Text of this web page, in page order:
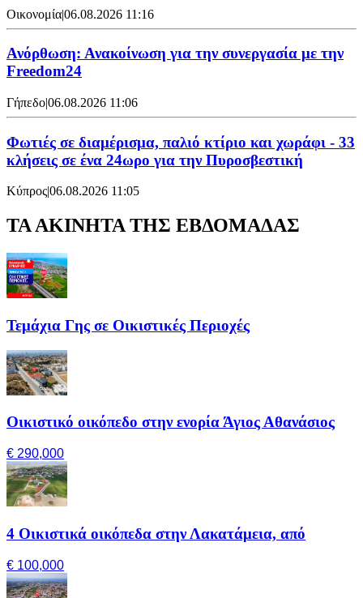
Οικονομία|06.08.2026 11:16
Ανόρθωση: Ανακοίνωση για την συνεργασία με την
Freedom24
Γήπεδο|06.08.2026 11:06
Φωτιές σε διαμέρισμα, παλιό κτίριο και χωράφι - 33
κλήσεις σε ένα 24ωρο για την Πυροσβεστική
Κύπρος06.08.2026 11:05
ΤΑ ΑΚΙΝΗΤΑ ΤΗΣ ΕΒΔΟΜΑΔΑΣ
Τεμάχια Γης σε Οικιστικές Περιοχές
Οικιστικό οικόπεδο στην ενορία Άγιος Αθανάσιος
€ 290,000
4 Οικιστικά οικόπεδα στην Λακατάμεια, από
€ 100,000